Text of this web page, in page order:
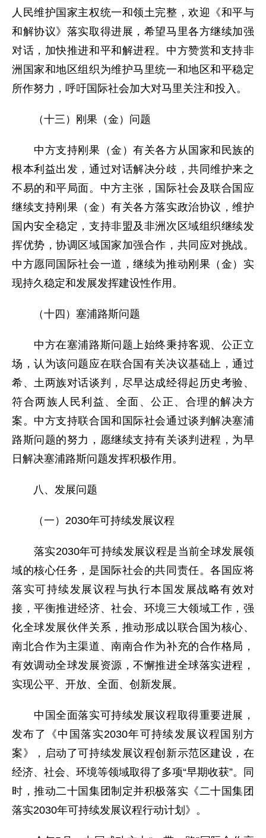
人民维护国家主权统一和领土完整，欢迎《和平与
和解协议》落实取得进展，希望马里各方继续加强
对话，加快推进和平和解进程。中方赞赏和支持非
洲国家和地区组织为维护马里统一和地区和平稳定
所作努力，呼吁国际社会加大对马里关注和投入。
（十三）刚果（金）问题
中方支持刚果（金）有关各方从国家和民族的
根本利益出发，通过对话解决分歧，共同维护来之
不易的和平局面。中方主张，国际社会及联合国应
继续支持刚果（金）有关各方落实政治协议，维护
国内安全稳定，支持非盟及非洲次区域组织继续发
挥优势，协调区域国家加强合作，共同应对挑战。
中方愿同国际社会一道，继续为推动刚果（金）实
现持久稳定和发展发挥建设性作用。
（十四）塞浦路斯问题
中方在塞浦路斯问题上始终秉持客观、公正立
场，认为该问题应在联合国有关决议基础上，通过
希、土两族对话谈判，尽早达成经得起历史考验、
符合两族人民利益、全面、公正、合理的解决方
案。中方支持联合国和国际社会通过谈判解决塞浦
路斯问题的努力，愿继续支持有关谈判进程，为早
日解决塞浦路斯问题发挥积极作用。
八、发展问题
（一）2030年可持续发展议程
落实2030年可持续发展议程是当前全球发展领
域的核心任务，是国际社会的共同责任。各国应将
落实可持续发展议程与执行本国发展战略有效对
接，平衡推进经济、社会、环境三大领域工作，强
化全球发展伙伴关系，推动形成以联合国为核心、
南北合作为主渠道、南南合作为补充的合作格局，
有效调动全球发展资源，不懈推进全球落实进程，
实现公平、开放、全面、创新发展。
中国全面落实可持续发展议程取得重要进展，
发布了《中国落实2030年可持续发展议程国别方
案》，启动了可持续发展议程创新示范区建设，在
经济、社会、环境等领域取得了多项“早期收获”。同
时，推动二十国集团制定并积极落实《二十国集团
落实2030年可持续发展议程行动计划》。